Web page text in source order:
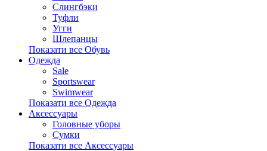
Слингбэки
Туфли
Угги
Шлепанцы
Показати все Обувь
Одежда
Sale
Sportswear
Swimwear
Показати все Одежда
Аксессуары
Головные уборы
Сумки
Показати все Аксессуары